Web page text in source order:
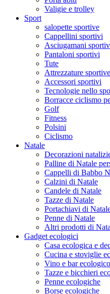
Valigie e trolley
Sport
salopette sportive
Cappellini sportivi
Asciugamani
Pantaloni sportivi
Tute
Attrezzature sportive
Accessori sportivi
Tecnologie nello
Borracce ciclismo
Golf
Fitness
Polsini
Ciclismo
Natale
Decorazioni
Palline di Natale
Cappelli di Babbo
Calzini di Natale
Candele di Natale
Tazze di Natale
Portachiavi di
Penne di Natale
Altri prodotti di
Gadget ecologici
Casa ecologica e
Cucina e stoviglie
Vino e bar ecologico
Tazze e bicchieri
Penne ecologiche
Borse ecologiche